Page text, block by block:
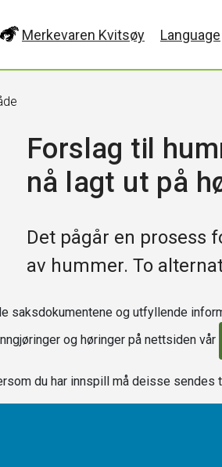
Merkevaren Kvitsøy Language
Forslag til
nå lagt ut på
Det pågår en prosess
av hummer. To
saksdokumentene og utfyllende
og høringer på nettsiden vår
du har innspill må deisse sendes